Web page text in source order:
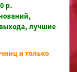
р.
выхода, лучшие
и только